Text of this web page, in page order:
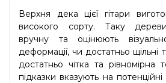
Верхня дека цієї гітари
високого сорту. Таку
вручну та оцінюють
деформації, чи достатньо щільні
достатньо чітка та рівномірна
підказки вказують на потенційні